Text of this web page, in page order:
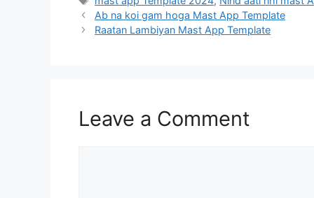
Ab na koi gam hoga Mast App Template
Raatan Lambiyan Mast App Template
Leave a Comment